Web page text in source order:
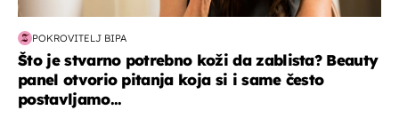
POKROVITELJ BIPA
Što je stvarno potrebno koži da zablista? Beauty
panel otvorio pitanja koja si i same često
postavljamo...